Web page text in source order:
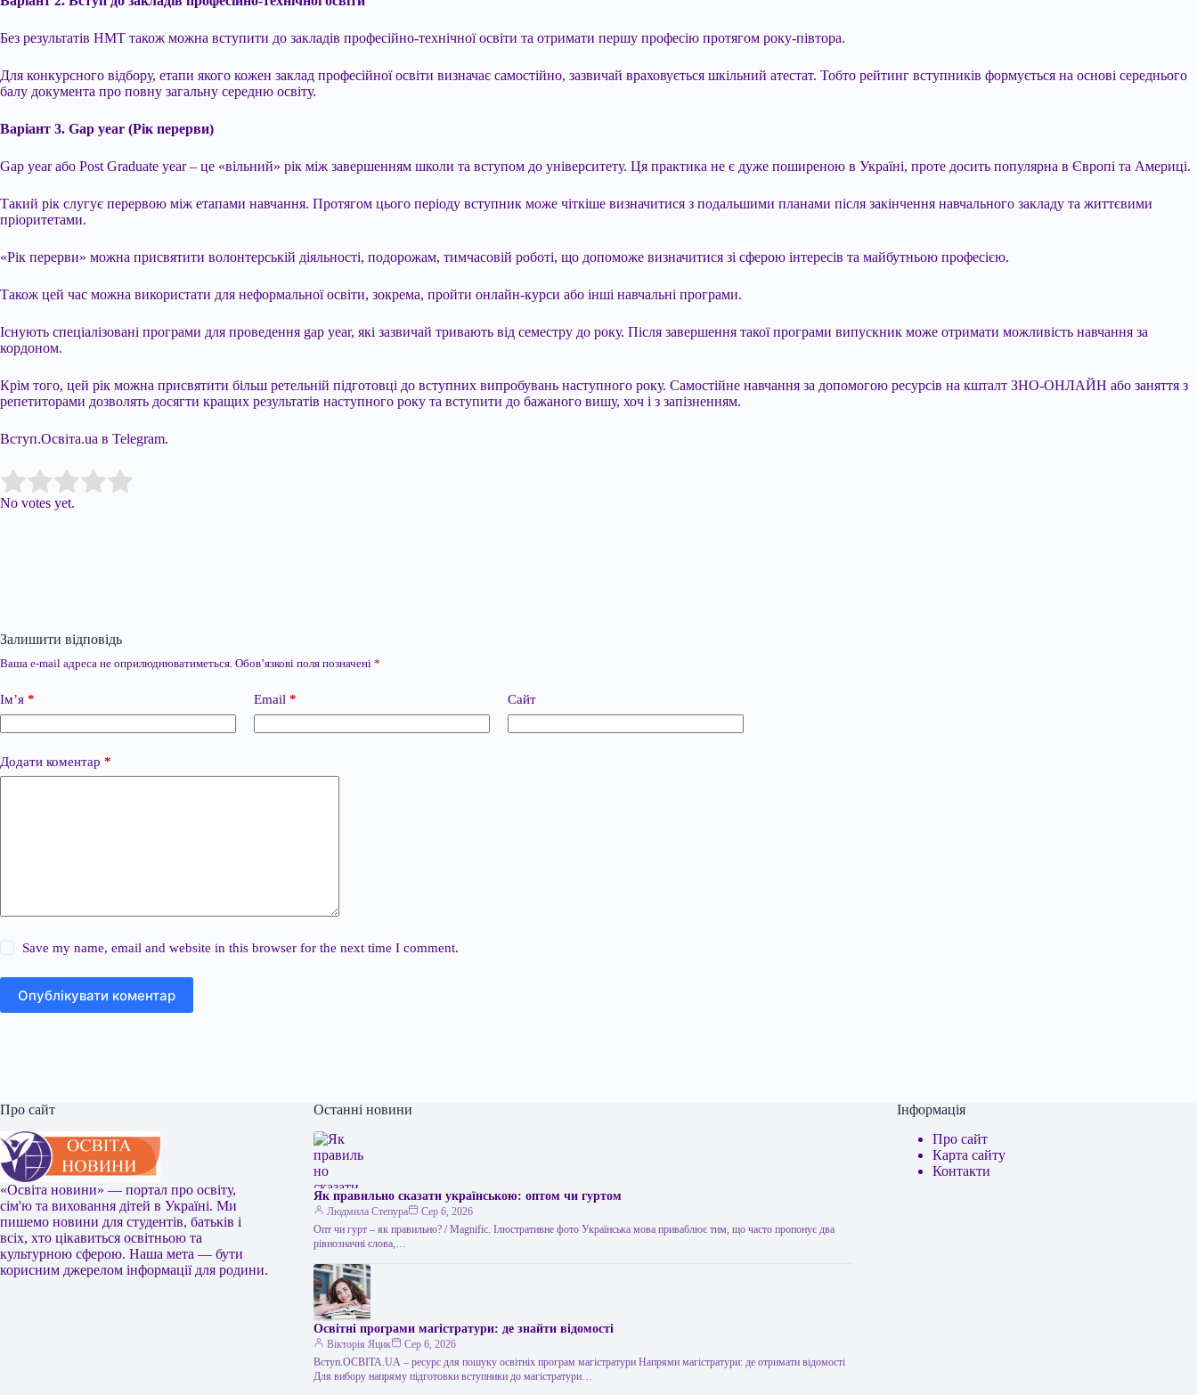
Без результатів НМТ також можна вступити до закладів професійно-технічної освіти та отримати першу професію протягом року-півтора.
Для конкурсного відбору, етапи якого кожен заклад професійної освіти визначає самостійно, зазвичай враховується шкільний атестат. Тобто рейтинг вступників формується на основі середнього
балу документа про повну загальну середню освіту.
Варіант 3. Gap year (Рік перерви)
Gap year або Post Graduate year – це «вільний» рік між завершенням школи та вступом до університету. Ця практика не є дуже поширеною в Україні, проте досить популярна в Європі та Америці.
Такий рік слугує перервою між етапами навчання. Протягом цього періоду вступник може чіткіше визначитися з подальшими планами після закінчення навчального закладу та життєвими
пріоритетами.
«Рік перерви» можна присвятити волонтерській діяльності, подорожам, тимчасовій роботі, що допоможе визначитися зі сферою інтересів та майбутньою професією.
Також цей час можна використати для неформальної освіти, зокрема, пройти онлайн-курси або інші навчальні програми.
Існують спеціалізовані програми для проведення gap year, які зазвичай тривають від семестру до року. Після завершення такої програми випускник може отримати можливість навчання за
кордоном.
Крім того, цей рік можна присвятити більш ретельній підготовці до вступних випробувань наступного року. Самостійне навчання за допомогою ресурсів на кшталт ЗНО-ОНЛАЙН або заняття з
репетиторами дозволять досягти кращих результатів наступного року та вступити до бажаного вишу, хоч і з запізненням.
Вступ.Освіта.ua в Telegram.
Rate this item:
No votes yet.
Залишити відповідь
Ваша e-mail адреса не оприлюднюватиметься. Обов’язкові поля позначені *
Ім’я * Email * Сайт
Додати коментар *
Save my name, email and website in this browser for the next time I comment.
Опублікувати коментар
Про сайт
«Освіта новини» — портал про освіту,
сім'ю та виховання дітей в Україні. Ми
пишемо новини для студентів, батьків і
всіх, хто цікавиться освітньою та
культурною сферою. Наша мета — бути
корисним джерелом інформації для родини.
Останні новини
Як правильно сказати українською: оптом чи гуртом
Людмила Степура
Сер 6, 2026
Опт чи гурт – як правильно? / Мagnific. Ілюстративне фото Українська мова приваблює тим, що часто пропонує два
рівнозначні слова,…
Освітні програми магістратури: де знайти відомості
Вікторія Яцик
Сер 6, 2026
Вступ.ОСВІТА.UA – ресурс для пошуку освітніх програм магістратури Напрями магістратури: де отримати відомості
Для вибору напряму підготовки вступники до магістратури…
Інформація
Про сайт
Карта сайту
Контакти